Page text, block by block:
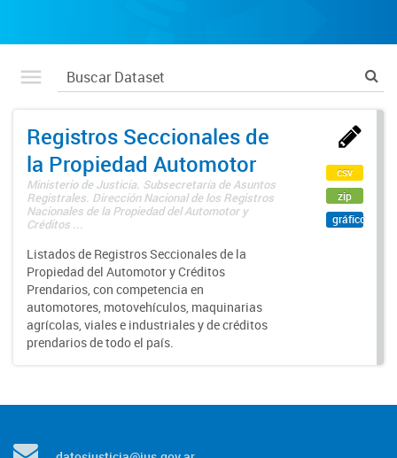
Registros Seccionales de
la Propiedad Automotor
Ministerio de Justicia. Subsecretaría de Asuntos
Registrales. Dirección Nacional de los Registros
Nacionales de la Propiedad del Automotor y
Créditos ...
Listados de Registros Seccionales de la
Propiedad del Automotor y Créditos
Prendarios, con competencia en
automotores, motovehículos, maquinarias
agrícolas, viales e industriales y de créditos
prendarios de todo el país.
csv
zip
gráfico